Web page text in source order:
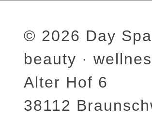
© 2026 Day
beauty ·
Alter Hof 6
38112